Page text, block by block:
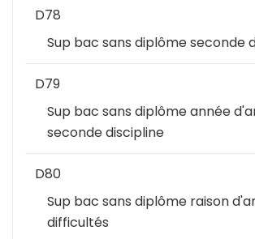
D78
Sup bac sans diplôme seconde
D79
Sup bac sans diplôme année
seconde discipline
D80
Sup bac sans diplôme raison
difficultés